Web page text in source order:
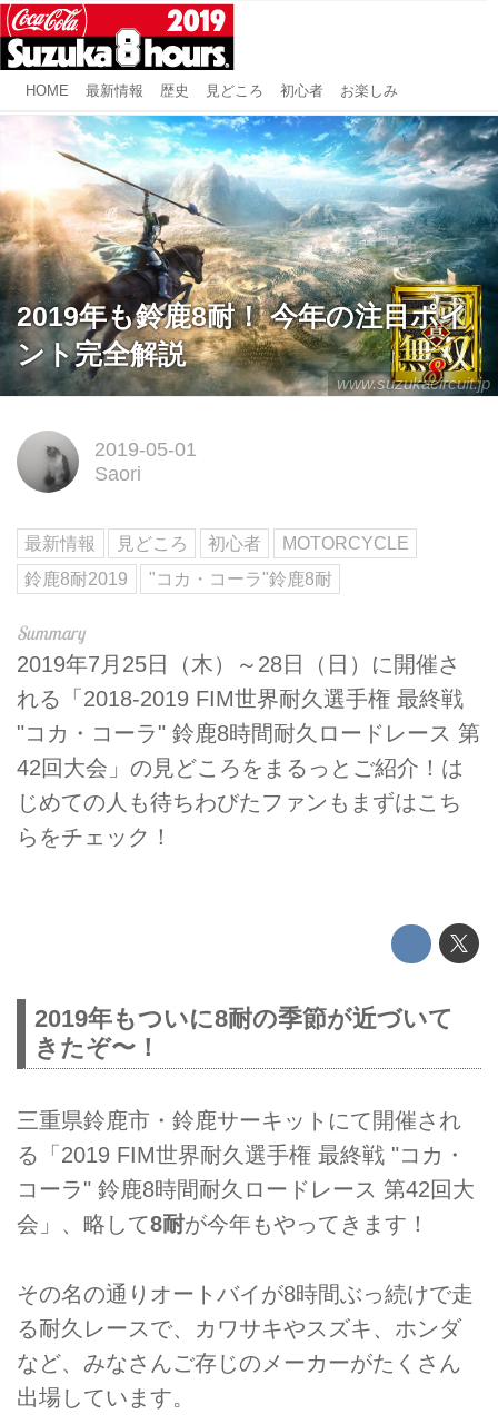
HOME 最新情報 歴史 見どころ 初心者 お楽しみ
www.suzukacircuit.jp
2019年も鈴鹿8耐！ 今年の注目ポイ
ント完全解説
2019-05-01
Saori
最新情報 見どころ 初心者
MOTORCYCLE
鈴鹿8耐2019
"コカ・コーラ"鈴鹿8耐
2019年7月25日（木）～28日（日）に開催さ
れる「2018-2019 FIM世界耐久選手権 最終戦
"コカ・コーラ" 鈴鹿8時間耐久ロードレース 第
42回大会」の見どころをまるっとご紹介！は
じめての人も待ちわびたファンもまずはこち
らをチェック！
2019年もついに8耐の季節が近づいて
きたぞ〜！
三重県鈴鹿市・鈴鹿サーキットにて開催され
る「2019 FIM世界耐久選手権 最終戦 "コカ・
コーラ" 鈴鹿8時間耐久ロードレース 第42回大
会」、略して8耐が今年もやってきます！
その名の通りオートバイが8時間ぶっ続けで走
る耐久レースで、カワサキやスズキ、ホンダ
など、みなさんご存じのメーカーがたくさん
出場しています。